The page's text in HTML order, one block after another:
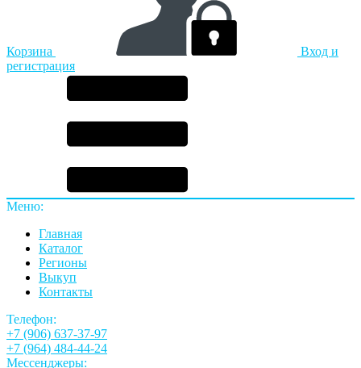
Корзина
Вход и
регистрация
Меню:
Главная
Каталог
Регионы
Выкуп
Контакты
Телефон:
+7 (906) 637-37-97
+7 (964) 484-44-24
Мессенджеры: